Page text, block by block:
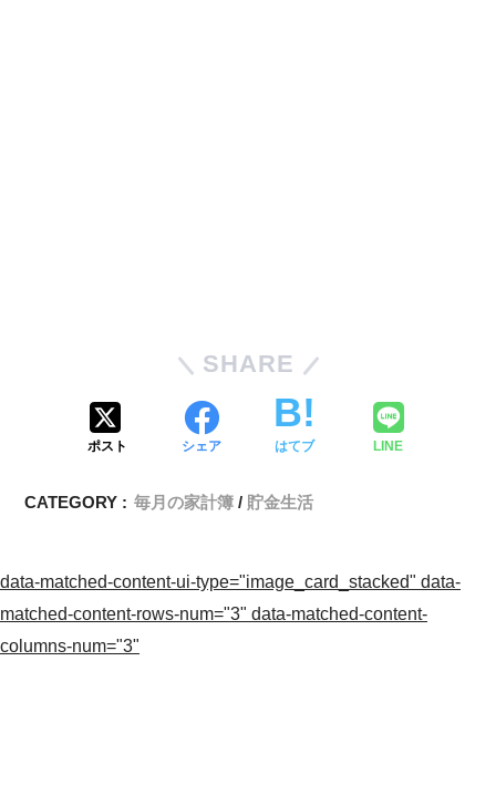
SHARE
ポスト シェア はてブ LINE
CATEGORY : 毎月の家計簿 貯金生活
data-matched-content-ui-type="image_card_stacked" data-
matched-content-rows-num="3" data-matched-content-
columns-num="3"